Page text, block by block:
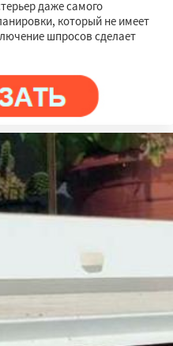
даже самого
который не имеет
шпросов сделает